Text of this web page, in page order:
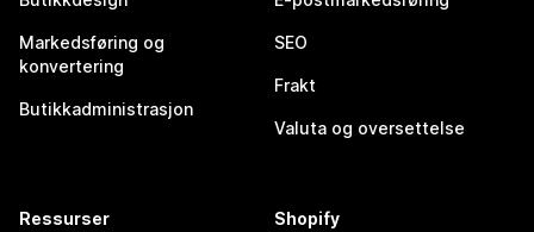
Markedsføring og
konvertering
Butikkadministrasjon
SEO
Frakt
Valuta og oversettelse
Ressurser Shopify